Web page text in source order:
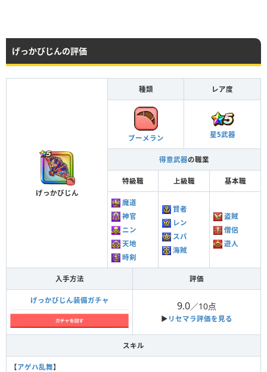
げっかびじんの評価
げっかびじん
種類 レア度
ブーメラン 星5武器
得意武器の職業
特級職 上級職 基本職
魔道
神官
ニン
天地
時剣
賢者
レン
スパ
海賊
盗賊
僧侶
遊人
入手方法 評価
げっかびじん装備ガチャ 9.0／10点
▶︎ リセマラ評価を見る
スキル
【アゲハ乱舞】